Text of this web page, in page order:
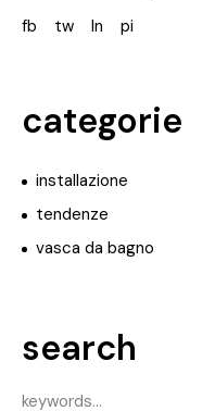
fb
tw ln pi
categorie
installazione
tendenze
vasca da bagno
search